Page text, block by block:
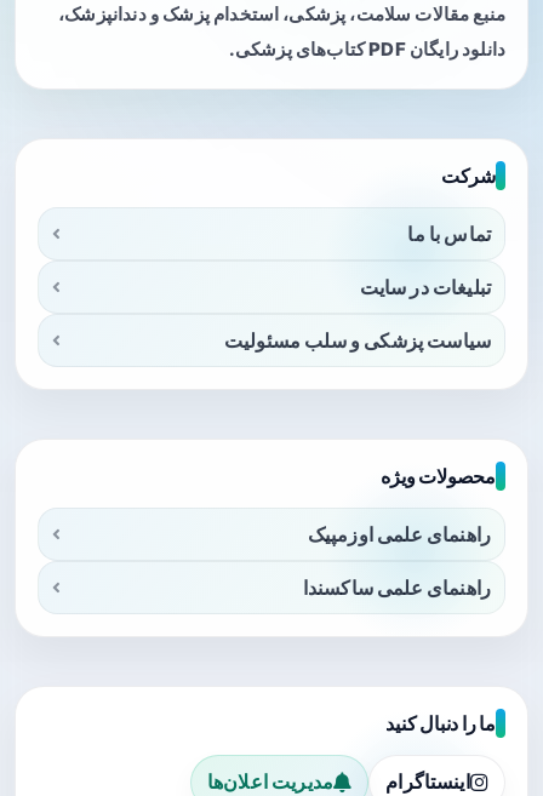
منبع مقالات سلامت، پزشکی، استخدام پزشک و دندانپزشک،
دانلود رایگان PDF کتاب‌های پزشکی.
شرکت
تماس با ما
تبلیغات در سایت
سیاست پزشکی و سلب مسئولیت
محصولات ویژه
راهنمای علمی اوزمپیک
راهنمای علمی ساکسندا
ما را دنبال کنید
اینستاگرام مدیریت اعلان‌ها